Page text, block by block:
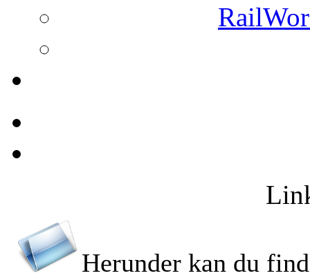
Herunder kan du